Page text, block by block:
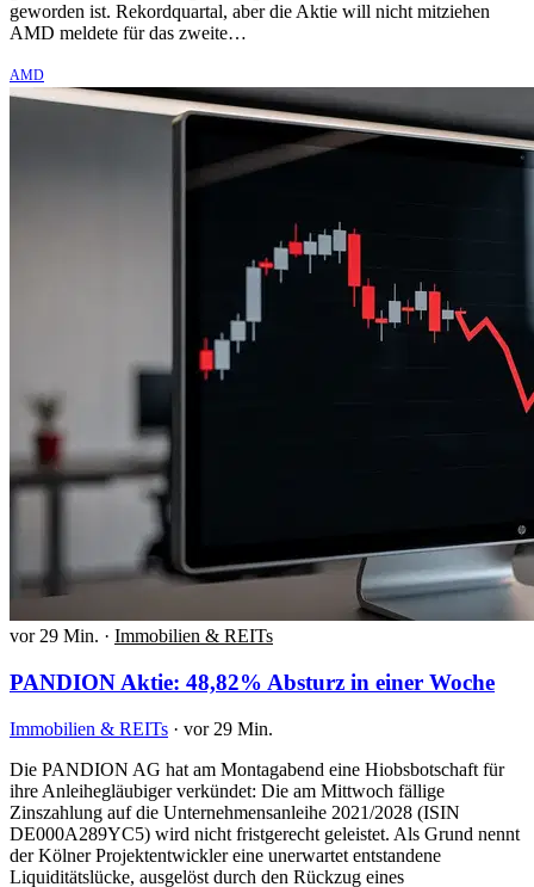
geworden ist. Rekordquartal, aber die Aktie will nicht mitziehen
AMD meldete für das zweite…
AMD
vor 29 Min. · Immobilien & REITs
PANDION Aktie: 48,82% Absturz in einer Woche
Immobilien & REITs · vor 29 Min.
Die PANDION AG hat am Montagabend eine Hiobsbotschaft für
ihre Anleihegläubiger verkündet: Die am Mittwoch fällige
Zinszahlung auf die Unternehmensanleihe 2021/2028 (ISIN
DE000A289YC5) wird nicht fristgerecht geleistet. Als Grund nennt
der Kölner Projektentwickler eine unerwartet entstandene
Liquiditätslücke, ausgelöst durch den Rückzug eines